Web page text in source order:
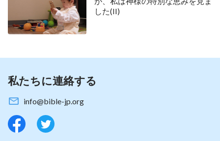
アムさん、どんなことになっても、神の御前では心
を静めて、何度も祈りましょう。そうすれば聖霊が
あなたを啓いて、人や出来事や物事を通して語りか
の信仰者の1人が危機に遭った時、神に救いをお願
したが、彼はその内どれも掴まず、毎回、『結構で
す。私は主に祈ってきました。主が私を救ってくだ
さいます』と言いました。死に際になってようや
した(II)
私たちに連絡する
info@bible-jp.org